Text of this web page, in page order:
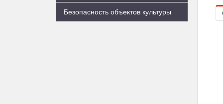
Безопасность объектов культуры